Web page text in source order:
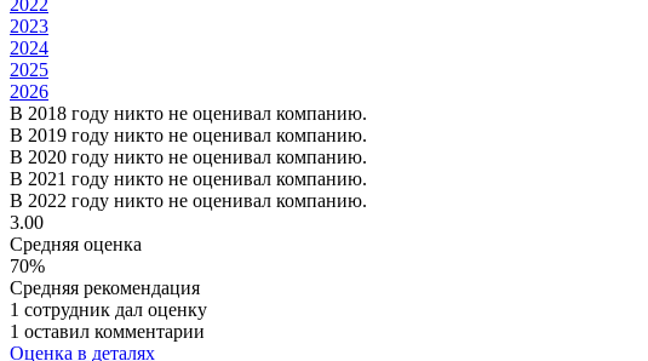
2023
2024
2025
2026
В 2018 году никто не оценивал компанию.
В 2019 году никто не оценивал компанию.
В 2020 году никто не оценивал компанию.
В 2021 году никто не оценивал компанию.
В 2022 году никто не оценивал компанию.
3.00
Средняя оценка
70%
Средняя рекомендация
1 сотрудник дал оценку
1 оставил комментарии
Оценка в деталях